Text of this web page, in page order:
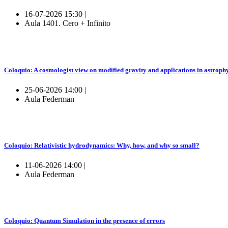
16-07-2026 15:30 |
Aula 1401. Cero + Infinito
Coloquio: A cosmologist view on modified gravity and applications in
25-06-2026 14:00 |
Aula Federman
Coloquio: Relativistic hydrodynamics: Why, how, and why so small?
11-06-2026 14:00 |
Aula Federman
Coloquio: Quantum Simulation in the presence of errors